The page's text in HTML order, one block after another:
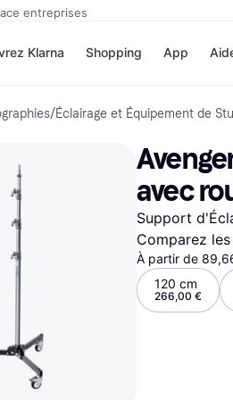
entreprises
Klarna
Options de
paiement
Payer maintenant
Paiement en 3 fois
Paiement à 30 jours
Klarna sur Apple Pay
Shopping
Magasins
Airbnb
Temu
JD
Voir tous les
App
/Éclairage et Équipement de
avec
Support
Comparez
À partir de
120 cm
266,00 €